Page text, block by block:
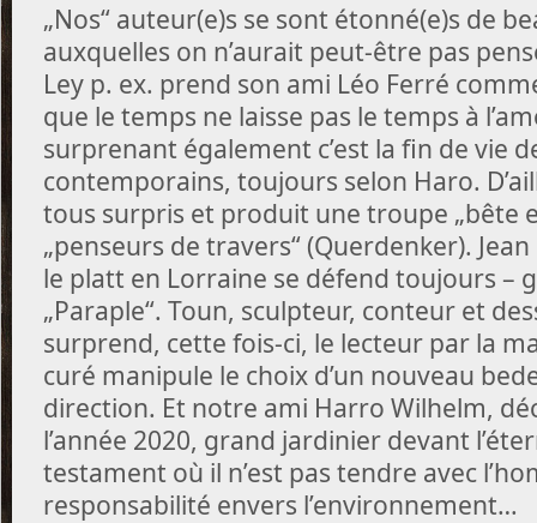
„Nos“ auteur(e)s se sont étonné(e)s de
auxquelles on n’aurait peut-être pas
Ley p. ex. prend son ami Léo Ferré
que le temps ne laisse pas le temps à
surprenant également c’est la fin de vie
contemporains, toujours selon Haro.
tous surpris et produit une troupe „bête
„penseurs de travers“ (Querdenker).
le platt en Lorraine se défend toujours –
„Paraple“. Toun, sculpteur, conteur et
surprend, cette fois-ci, le lecteur par la
curé manipule le choix d’un nouveau
direction. Et notre ami Harro Wilhelm,
l’année 2020, grand jardinier devant
testament où il n’est pas tendre avec
responsabilité envers l’environnement…